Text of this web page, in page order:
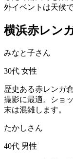
外イベントは天候
横浜赤レン
みなと子さん
30代 女性
歴史ある赤レンガ
撮影に最適。ショ
末は混雑します。
たかしさん
40代 男性